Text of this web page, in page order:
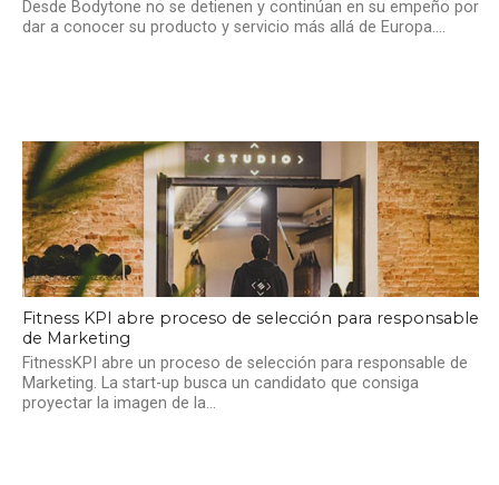
Desde Bodytone no se detienen y continúan en su empeño por
dar a conocer su producto y servicio más allá de Europa....
Fitness KPI abre proceso de selección para responsable
de Marketing
FitnessKPI abre un proceso de selección para responsable de
Marketing. La start-up busca un candidato que consiga
proyectar la imagen de la...